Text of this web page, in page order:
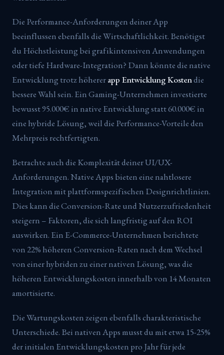
Die Performance-Anforderungen deiner App
beeinflussen ebenfalls die Wirtschaftlichkeit. Benötigst
du Höchstleistung bei grafikintensiven Anwendungen
oder tiefe Hardware-Integration? Dann könnte die native
Entwicklung trotz höhererapp Entwicklung Kostendie
bessere Wahl sein. Ein Gaming-Unternehmen investierte
bewusst 95.000€ in native Entwicklung statt 60.000€ in
eine hybride Lösung, weil die Performance-Vorteile den
Mehrpreis rechtfertigten.
Betrachte auch die Komplexität deiner UI/UX-
Anforderungen. Native Apps bieten eine nahtlosere
Integration mit plattformspezifischen Designrichtlinien.
Dies kann die Conversion-Rate und Nutzerzufriedenheit
steigern – Faktoren, die sich langfristig auf den ROI
auswirken. Ein E-Commerce-Unternehmen berichtete
von 22% höheren Conversion-Raten nach dem Wechsel
von einer hybriden zu einer nativen Lösung, was die
höheren Entwicklungskosten innerhalb von 14 Monaten
amortisierte.
Die Wartungskosten zeigen ebenfalls charakteristische
Unterschiede. Bei nativen Apps musst du mit etwa 15-25%
der initialen Entwicklungskosten pro Jahr für jede